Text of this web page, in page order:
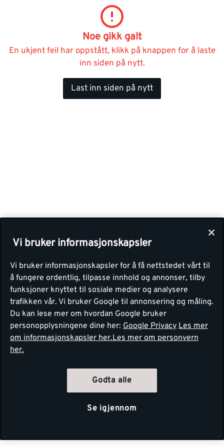
Noe gikk galt
En ukjent feil har oppstått, klikk på knappen for å laste
inn siden på nytt.
Last inn siden på nytt
Vi bruker informasjonskapsler
Vi bruker informasjonskapsler for å få nettstedet vårt til
å fungere ordentlig, tilpasse innhold og annonser, tilby
funksjoner knyttet til sosiale medier og analysere
trafikken vår. Vi bruker Google til annonsering og måling.
Du kan lese mer om hvordan Google bruker
personopplysningene dine her: Google Privacy Les mer
om informasjonskapsler her.Les mer om personvern
her.
Godta alle
Se igjennom